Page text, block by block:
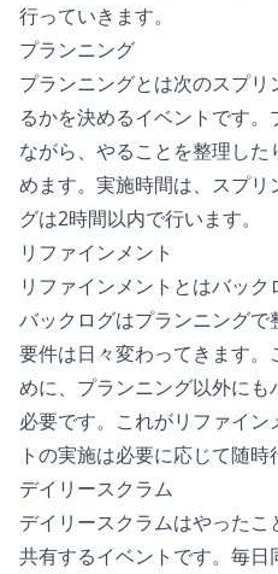
行っていきます。
プランニング
プランニングとは次のスプ
るかを決めるイベントです
ながら、やることを整理し
めます。実施時間は、スプ
グは2時間以内で行います。
リファインメント
リファインメントとはバック
バックログはプランニング
要件は日々変わってきます
めに、プランニング以外に
必要です。これがリファイ
トの実施は必要に応じて随時
デイリースクラム
デイリースクラムはやった
共有するイベントです。毎